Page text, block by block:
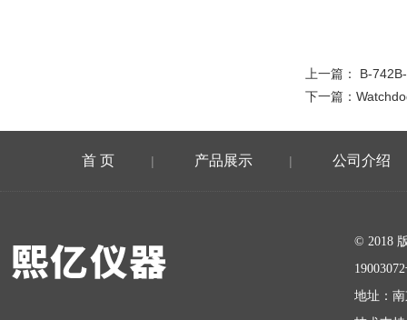
上一篇： B-
下一篇：
首 页 | 产品展示 | 公司介绍
© 2018
地址：